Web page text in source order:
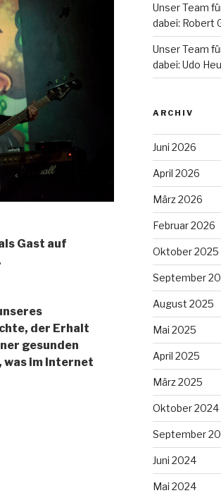
Gast auf
der Erhalt
gesunden
im Internet
Unser Team
dabei: Robert
Unser Team
dabei: Udo
ARCHIV
Juni 2026
April 2026
März 2026
Februar 2026
Oktober 2025
September
August 2025
Mai 2025
April 2025
März 2025
Oktober 2024
September
Juni 2024
Mai 2024